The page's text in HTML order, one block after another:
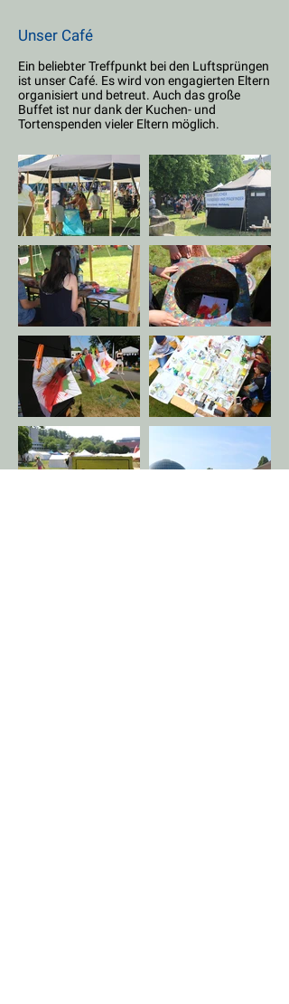
Unser Café
Ein beliebter Treffpunkt bei den Luftsprüngen
ist unser Café. Es wird von engagierten Eltern
organisiert und betreut. Auch das große
Buffet ist nur dank der Kuchen- und
Tortenspenden vieler Eltern möglich.​